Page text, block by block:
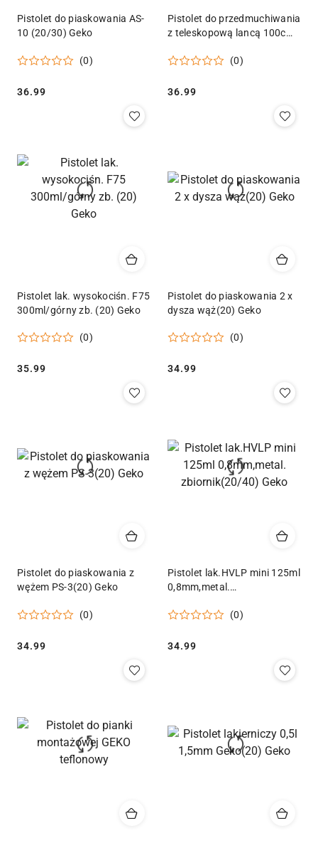
Pistolet do piaskowania AS-
10 (20/30) Geko
(0)
Cena:
36.99
Pistolet do przedmuchiwania
z teleskopową lancą 100cm
(0)
Cena:
36.99
Pistolet lak. wysokociśn. F75
300ml/górny zb. (20) Geko
(0)
Cena:
35.99
Pistolet do piaskowania 2 x
dysza wąż(20) Geko
(0)
Cena:
34.99
Pistolet do piaskowania z
wężem PS-3(20) Geko
(0)
Cena:
34.99
Pistolet lak.HVLP mini 125ml
0,8mm,metal.
(0)
Cena:
34.99